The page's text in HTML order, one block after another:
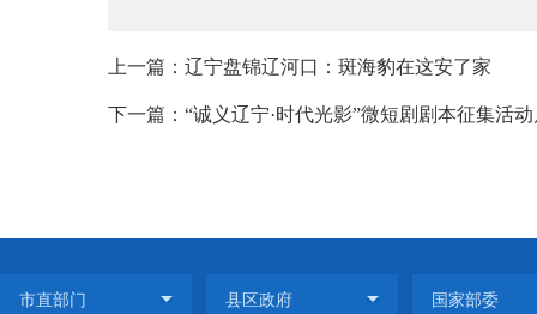
上一篇：辽宁盘锦辽河口：斑海豹在这安了家
下一篇：“诚义辽宁·时代光影”微短剧剧本征集活